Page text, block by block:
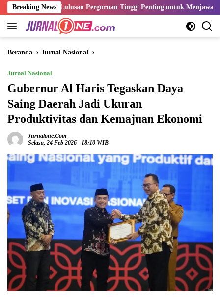
Langsung
ke
konten
Breaking News
Lulusan Perguruan Tinggi Penting untuk Menjawab Kebutuhan
Beranda Jurnal Nasional
Jurnal Nasional
Gubernur Al Haris Tegaskan Daya
Saing Daerah Jadi Ukuran
Produktivitas dan Kemajuan Ekonomi
Jurnalone.com
Selasa, 24 Feb 2026 - 18:10 WIB